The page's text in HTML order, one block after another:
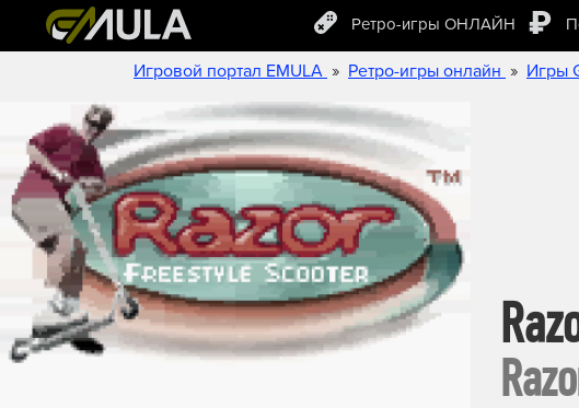
Ретро-игры ОНЛАЙН
Игровой портал EMULA » Ретро-игры онлайн » Игры